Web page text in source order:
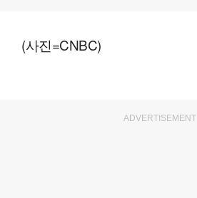
(사진=CNBC)
ADVERTISEMENT